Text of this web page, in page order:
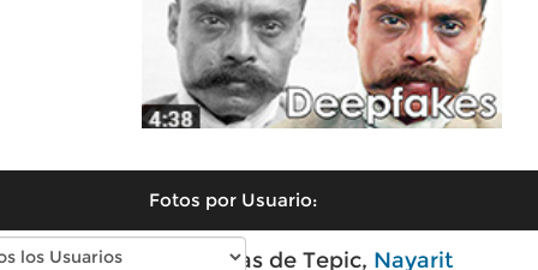
Fotos por Usuario:
Fotos modernas de Tepic, Nayarit